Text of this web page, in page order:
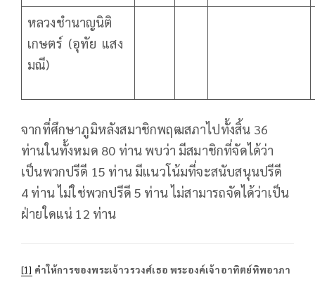
หลวงชำนาญนิติ
เกษตร์ (อุทัย แสง
มณี)
จากที่ศึกษาภูมิหลังสมาชิกพฤฒสภาไปทั้งสิ้น 36
ท่านในทั้งหมด 80 ท่าน พบว่า มีสมาชิกที่จัดได้ว่า
เป็นพวกปรีดี 15 ท่าน มีแนวโน้มที่จะสนับสนุนปรีดี
4 ท่าน ไม่ใช่พวกปรีดี 5 ท่าน ไม่สามารถจัดได้ว่าเป็น
ฝ่ายใดแน่ 12 ท่าน
[1] คำให้การของพระเจ้าวรวงศ์เธอ พระองค์เจ้าอาทิตย์ทิพอาภา